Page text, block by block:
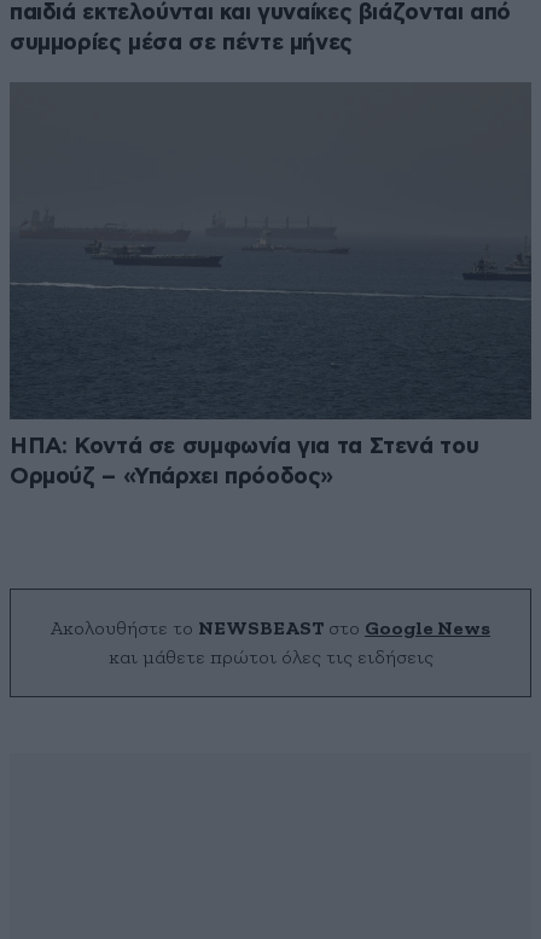
παιδιά εκτελούνται και γυναίκες βιάζονται από
συμμορίες μέσα σε πέντε μήνες
ΗΠΑ: Κοντά σε συμφωνία για τα Στενά του
Ορμούζ – «Υπάρχει πρόοδος»
Ακολουθήστε το NEWSBEAST στο Google News
και μάθετε πρώτοι όλες τις ειδήσεις